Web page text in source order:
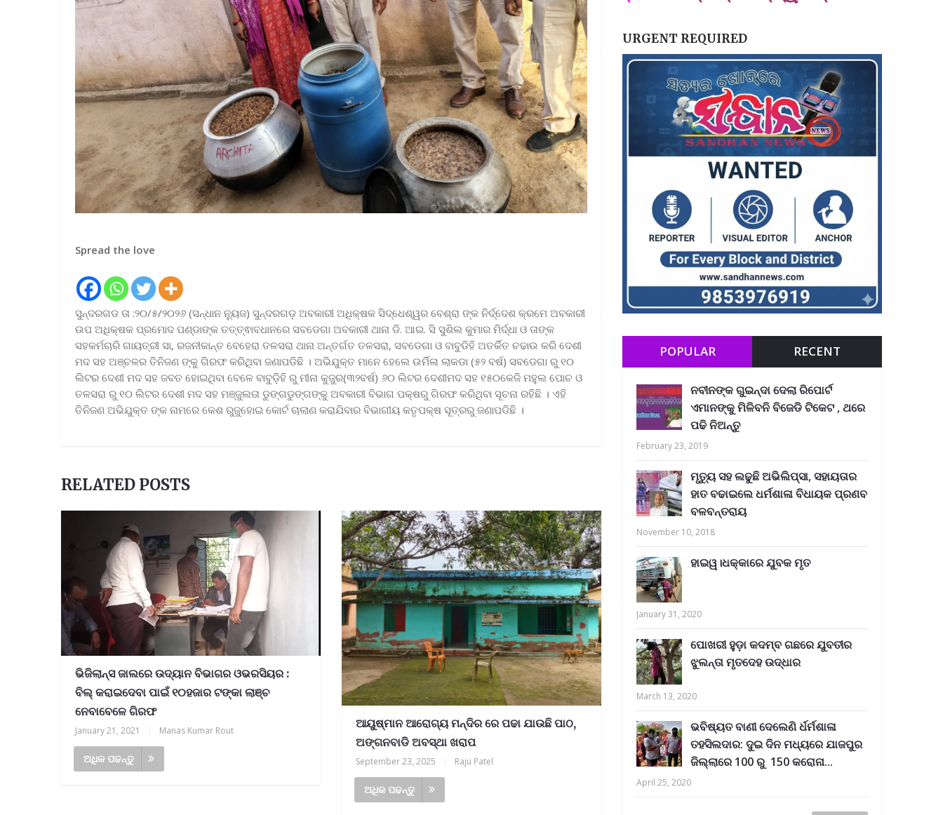
Spread the love
ସୁନ୍ଦରଗଡ ତା :୨୦/୫/୨୦୨୬ (ସନ୍ଧାନ ନ୍ୟୁଜ) ସୁନ୍ଦରଗଡ଼ ଅବକାରୀ ଅଧିକ୍ଷକ ସିଦ୍ଧେଶ୍ୱର ବେଶ୍ରା ଙ୍କ ନିର୍ଦ୍ଦେଶ କ୍ରମେ ଅବକାରୀ
ଉପ ଅଧିକ୍ଷକ ପ୍ରମୋଦ ପଣ୍ଡାଙ୍କ ତତ୍ତ୍ଵାବଧାନରେ ସବଡେଗା ଅବକାରୀ ଥାନା ଡି. ଆଇ. ସି ସୁଶିଲ କୁମାର ମିର୍ଦ୍ଧା ଓ ତାଙ୍କ
ସହକର୍ମଚାରି ଗାୟତ୍ରୀ ସା, ରଜନୀକାନ୍ତ ବେହେରା ତଳସରା ଥାନା ଅନ୍ତର୍ଗତ ତଳସରା, ସବଡେଗା ଓ ବାବୁଡିହି ଅତର୍କିତ ଚଢାଉ କରି ଦେଶୀ
ମଦ ସହ ଅଞ୍ଚଳର ତିନିଜଣ ଙ୍କୁ ଗିରଫ କରିଥିବା ଜଣାପଡିଛି । ଅଭିଯୁକ୍ତ ମାନେ ହେଲେ ଉର୍ମିଳା ଲାକଡା (୫୨ ବର୍ଷ) ସବଡେଗା ରୁ ୧୦
ଲିଟର ଦେଶୀ ମଦ ସହ ଜବତ ହୋଇଥିବା ବେଳେ ବାବୁଡ଼ିହି ରୁ ମୀନା କୁଜୁର(୩୨ବର୍ଷ) ୬୦ ଲିଟର ଦେଶୀମଦ ସହ ୧୫୦କେଜି ମହୁଲ ପୋଚ ଓ
ତଳସରା ରୁ ୧୦ ଲିଟର ଦେଶୀ ମଦ ସହ ମଞ୍ଜୁଲତା ଡୁଙ୍ଗଡୁଙ୍ଗଙ୍କୁ ଅବକାରୀ ବିଭାଗ ପକ୍ଷରୁ ଗିରଫ କରିଥିବା ସୂଚନା ରହିଛି । ଏହି
ତିନିଜଣ ଅଭିଯୁକ୍ତ ଙ୍କ ନାମରେ କେଶ ରୁଜୁହୋଇ କୋର୍ଟ ଚାଲାଣ କରାଯିବାର ବିଭାଗୀୟ କତୃପକ୍ଷ ସୂତ୍ରରୁ ଜଣାପଡିଛି ।
RELATED POSTS
ଭିଜିଲାନ୍ସ ଜାଲରେ ଉଦ୍ୟାନ ବିଭାଗର ଓଭରସିୟର :
ବିଲ୍ କରାଇଦେବା ପାଇଁ ୧୦ହଜାର ଟଙ୍କା ଲାଞ୍ଚ
ନେବାବେଳେ ଗିରଫ
January 21, 2021 Manas Kumar Rout
ଅଧିକ ପଢନ୍ତୁ
ଆୟୁଷ୍ମାନ ଆରୋଗ୍ୟ ମନ୍ଦିର ରେ ପଢା ଯାଉଛି ପାଠ,
ଅଙ୍ଗନବାଡି ଅବସ୍ଥା ଖରାପ
September 23, 2025 Raju Patel
ଅଧିକ ପଢନ୍ତୁ
URGENT REQUIRED
POPULAR RECENT
ନବୀନଙ୍କ ଗୁଇନ୍ଦା ଦେଲା ରିପୋର୍ଟ
ଏମାନଙ୍କୁ ମିଳିବନି ବିଜେଡି ଟିକେଟ , ଥରେ
ପଢି ନିଅନ୍ତୁ
February 23, 2019
ମୃତ୍ୟୁ ସହ ଲଢୁଛି ଅଭିଲିପ୍ସା, ସହାୟତାର
ହାତ ବଢାଇଲେ ଧର୍ମଶାଳା ବିଧାୟକ ପ୍ରଣବ
ବଳବନ୍ତରାୟ
November 10, 2018
ହାଇୱ।ଧକ୍କାରେ ଯୁବକ ମୃତ
January 31, 2020
ପୋଖରୀ ହୁଡ଼ା କଦମ୍ବ ଗଛରେ ଯୁବତୀର
ଝୁଲନ୍ତା ମୃତଦେହ ଉଦ୍ଧାର
March 13, 2020
ଭବିଷ୍ୟତ ବାଣୀ ଦେଲେଣି ର୍ଧର୍ମଶାଳା
ତହସିଲଦାର: ଦୁଇ ଦିନ ମଧ୍ୟରେ ଯାଜପୁର
ଜିଲ୍ଲାରେ 100 ରୁ 150 କରୋନା...
April 25, 2020